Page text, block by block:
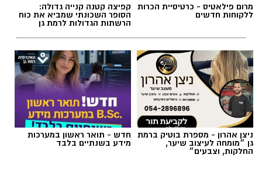
מרום פילאטיס - כרטיסיית הכרות
ללקוחות חדשים
קפיצה קטנה קנייה גדולה:
הסופר השכונתי שמביא את כוח
הרשתות הגדולות לרמת גן
ניצן אהרון - מספרת בוטיק ברמת
גן ״מומחה לעיצוב שיער,
החלקות, וצבעים״
חדש - תואר ראשון במערכות
מידע בשנתיים בלבד